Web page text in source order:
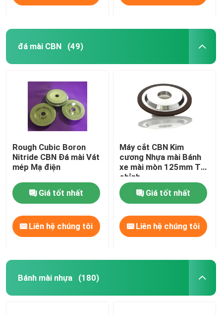
đá mài CBN (49)
Rough Cubic Boron
Nitride CBN Đá mài Vát
mép Mạ điện
Giá tốt nhất
Liên hệ chúng tôi
Máy cắt CBN Kim
cương Nhựa mài Bánh
xe mài mòn 125mm Tùy
chỉnh
Giá tốt nhất
Liên hệ chúng tôi
Bánh mài nhựa (180)